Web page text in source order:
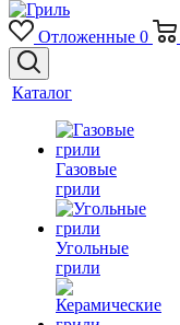
Отложенные 0
Каталог
Газовые
грили
Угольные
грили